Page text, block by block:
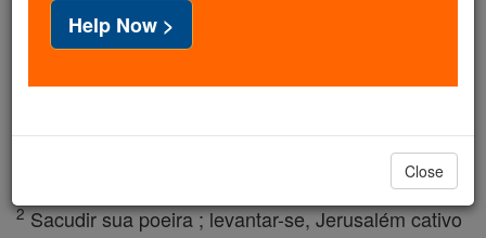
Desperta, desperta ! Vestir -se em força, Zion.
Coloque suas melhores roupas, Jerusalém, cidade
2Sacudir sua poeira ; levantar-se, Jerusalém cativo
Help Now >
Close